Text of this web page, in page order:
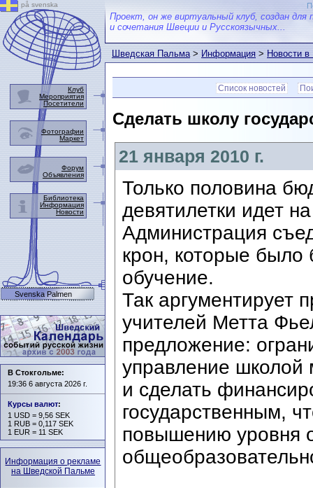
Проект, он же виртуальный клуб, создан для
и сочетания Швеции и Русскоязычных...
Шведская Пальма>Информация>Новости
Список новостей
Сделать школу
21 января 2010 г.
Только половина
девятилетки идет
Администрация
крон, которые
обучение.
Так аргументирует
учителей Метта
предложение:
управление
и сделать
государственным,
повышению уровня
på svenska
Клуб
Мероприятия
Посетители
Фотографии
Маркет
Форум
Объявления
Библиотека
Информация
Новости
Svenska Palmen
В Стокгольме:
19:36 6 августа 2026 г.
Курсы валют:
1 USD = 9,56 SEK
1 RUB = 0,117 SEK
1 EUR = 11 SEK
Информация о рекламе
на Шведской Пальме